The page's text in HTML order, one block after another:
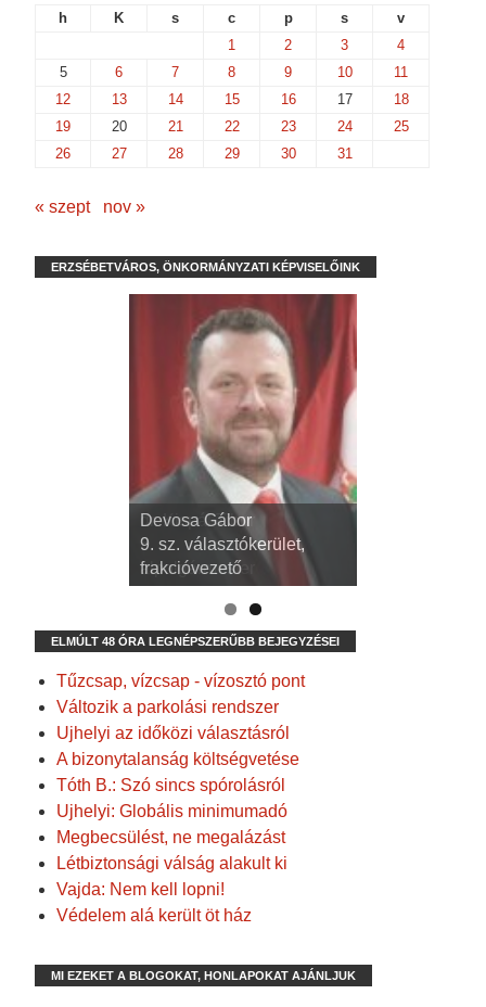
h
K s c p s
v
1
2 3
4
5
6 7 8 9 10
11
12
13 14 15 16 17
18
19
20 21 22 23 24
25
26
27 28 29 30 31
« szept nov »
ERZSÉBETVÁROS, ÖNKORMÁNYZATI KÉPVISELŐINK
dr. Kispál Tibor
3. sz. választókerület,
alpolgármester
Devosa Gábor
9. sz. választókerület,
frakcióvezető
ELMÚLT 48 ÓRA LEGNÉPSZERŰBB BEJEGYZÉSEI
Tűzcsap, vízcsap - vízosztó pont
Változik a parkolási rendszer
Ujhelyi az időközi választásról
A bizonytalanság költségvetése
Tóth B.: Szó sincs spórolásról
Ujhelyi: Globális minimumadó
Megbecsülést, ne megalázást
Létbiztonsági válság alakult ki
Vajda: Nem kell lopni!
Védelem alá került öt ház
MI EZEKET A BLOGOKAT, HONLAPOKAT AJÁNLJUK